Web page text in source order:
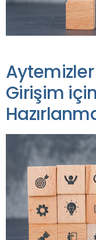
Girişim